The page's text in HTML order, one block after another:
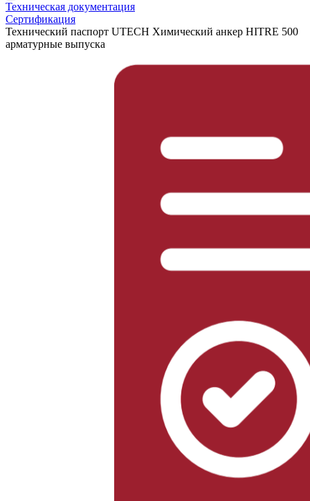
Техническая документация
Сертификация
Технический паспорт UTECH Химический анкер HITRE 500
арматурные выпуска